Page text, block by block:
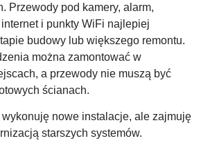
Przewody pod kamery, alarm,
i punkty WiFi najlepiej
budowy lub większego remontu.
można zamontować w
a przewody nie muszą być
ścianach.
wykonuję nowe instalacje, ale zajmuję
starszych systemów.